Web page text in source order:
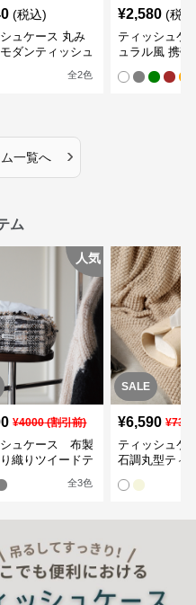
(税込)
ュケース 丸み
ダンティッシュ
全2色
¥2,580 (税
ティッシュケ
ュラル風 携帯
一覧へ ›
ム
人気
¥4000(割引前)
シュケース 布製
織りツイードテ
全3色
SALE
¥6,590 ¥
ティッシュ
石調丸型ティ